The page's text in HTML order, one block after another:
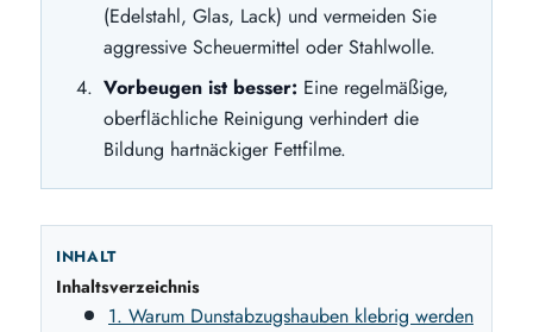
(Edelstahl, Glas, Lack) und vermeiden Sie
aggressive Scheuermittel oder Stahlwolle.
Vorbeugen ist besser: Eine regelmäßige,
oberflächliche Reinigung verhindert die
Bildung hartnäckiger Fettfilme.
INHALT
Inhaltsverzeichnis
1. Warum Dunstabzugshauben klebrig werden